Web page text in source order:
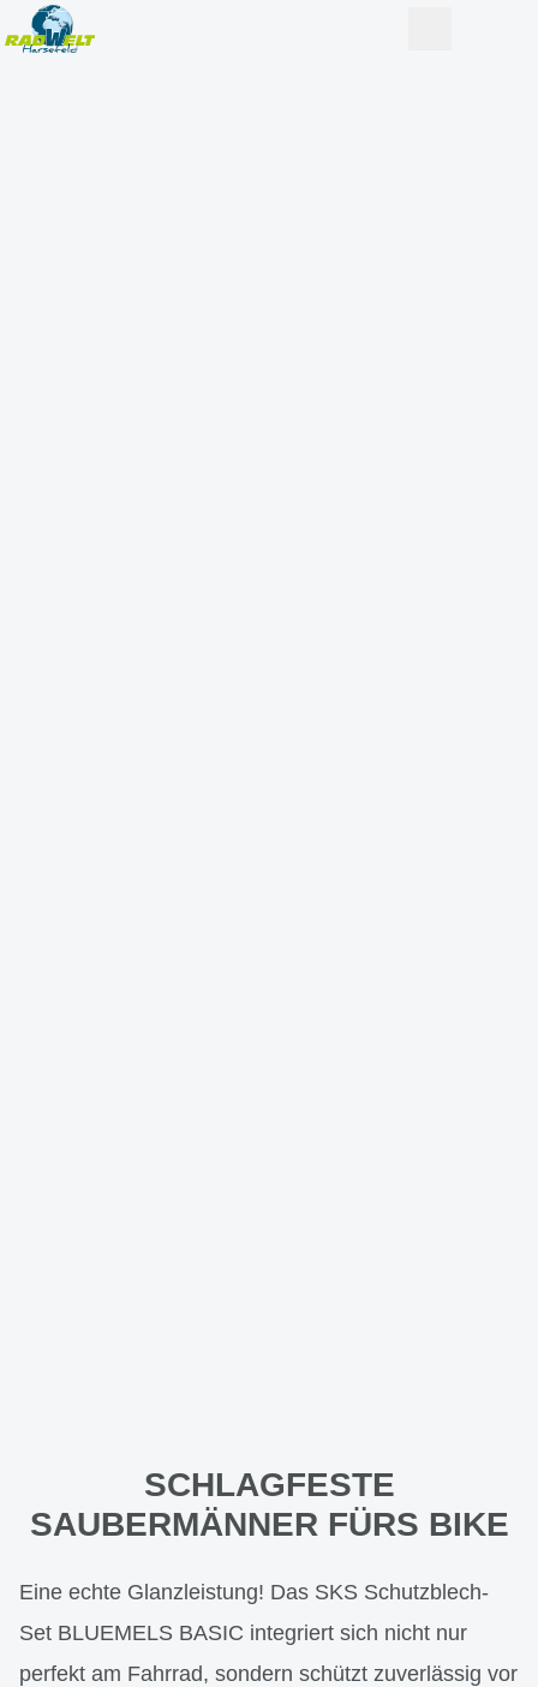
SCHLAGFESTE
SAUBERMÄNNER FÜRS BIKE
Eine echte Glanzleistung! Das SKS Schutzblech-
Set BLUEMELS BASIC integriert sich nicht nur
perfekt am Fahrrad, sondern schützt zuverlässig vor